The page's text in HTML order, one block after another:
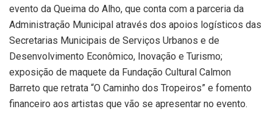
evento da Queima do Alho, que conta com a parceria da
Administração Municipal através dos apoios logísticos das
Secretarias Municipais de Serviços Urbanos e de
Desenvolvimento Econômico, Inovação e Turismo;
exposição de maquete da Fundação Cultural Calmon
Barreto que retrata “O Caminho dos Tropeiros” e fomento
financeiro aos artistas que vão se apresentar no evento.